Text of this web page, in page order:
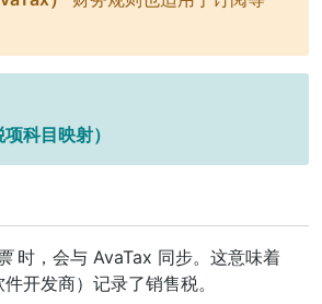
科目映射）
时，会与 AvaTax 同步。这意味着
开发商）记录了销售税。